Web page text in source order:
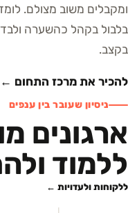
ומקבלים משוב מצולם.
בלבול בקהל כהשערה
בקצב.
להכיר את מרכז התחום ←
ניסיון שעובר בין ענפים
ארגונים
ללמוד
ללקוחות ולעדויות ←